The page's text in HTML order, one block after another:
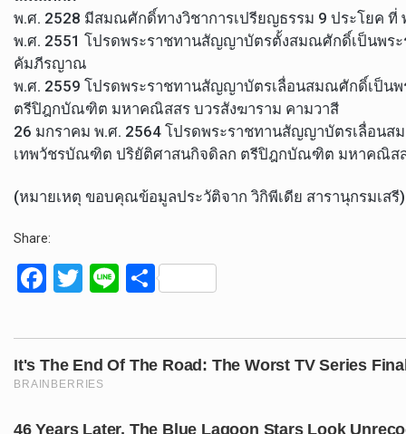
พ.ศ. 2528 มีสมณศักดิ์ทางวิชาการเปรียญธรรม 9 ประโยค
พ.ศ. 2551 โปรดพระราชทานสัญญาบัตรตั้งสมณศักดิ์เป็นพร
คัมภีรญาณ
พ.ศ. 2559 โปรดพระราชทานสัญญาบัตรเลื่อนสมณศักดิ์เป็น
ตรีปิฎกบัณฑิต มหาคณิสสร บวรสังฆาราม คามวาสี
26 มกราคม พ.ศ. 2564 โปรดพระราชทานสัญญาบัตรเลื่อน
เทพวัชรบัณฑิต ปริยัติศาสนกิจดิลก ตรีปิฎกบัณฑิต มหาคณิสส
(หมายเหตุ ขอบคุณข้อมูลประวัติจาก วิกิพีเดีย สารานุกรมเสรี)
Share:
F
ce
b
o
o
T
tt
er
Li
e
S
ar
e